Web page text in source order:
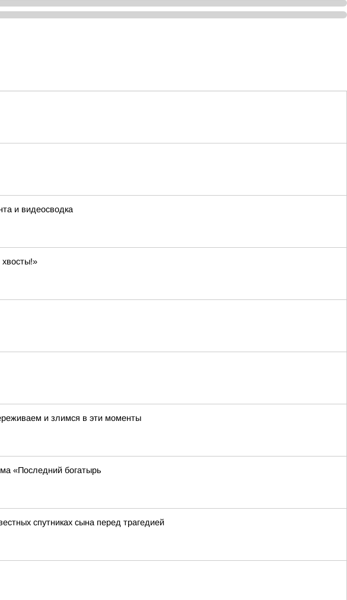
и видеосводка
и злимся в эти моменты
«Последний богатырь
спутниках сына перед трагедией